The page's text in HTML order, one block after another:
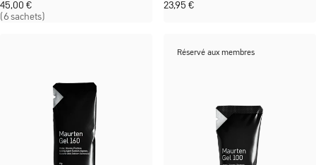
(6 sachets)
45,00 €
23,95 €
Réservé aux membres